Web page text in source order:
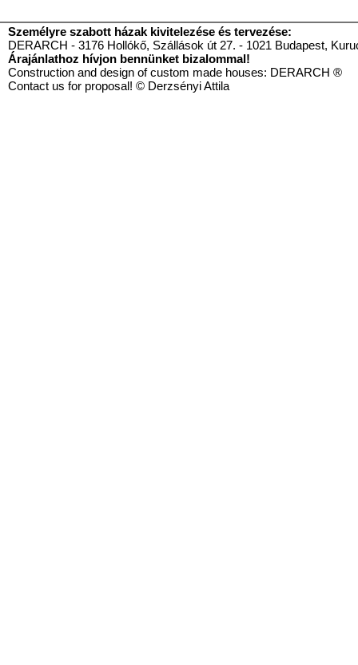
Személyre szabott házak kivitelezése és tervezése:
DERARCH - 3176 Hollókő, Szállások út 27. - 1021 Budapest,
Árajánlathoz hívjon bennünket bizalommal!
Construction and design of custom made houses:
Contact us for proposal! © Derzsényi Attila